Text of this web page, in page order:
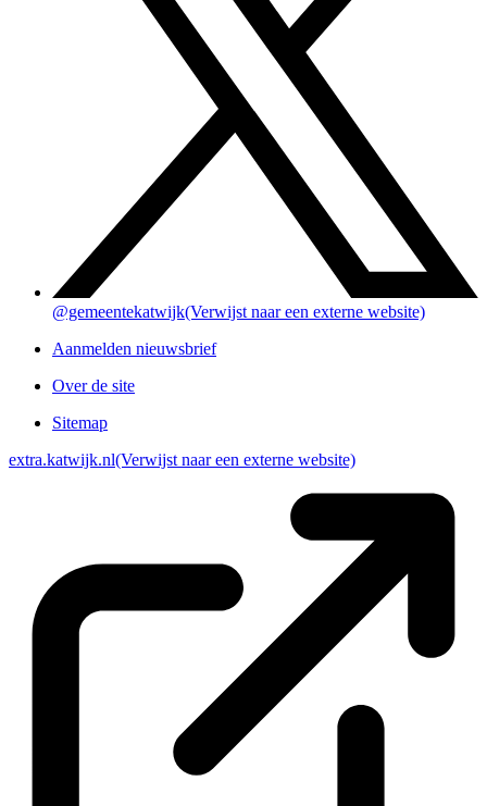
@gemeentekatwijk(Verwijst naar een externe website)
Aanmelden nieuwsbrief
Over de site
Sitemap
extra.katwijk.nl(Verwijst naar een externe website)